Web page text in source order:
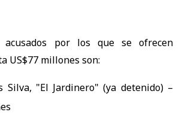
por los que se ofrecen
US$77 millones son:
Silva, "El Jardinero" (ya detenido) –